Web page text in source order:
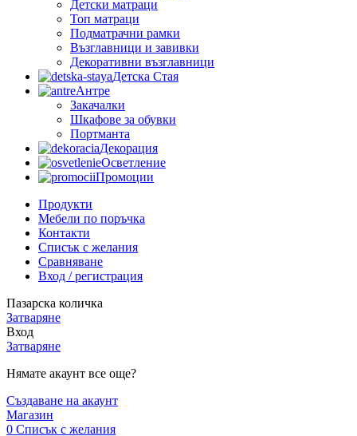
Детски матраци
Топ матраци
Подматрачни рамки
Възглавници и завивки
Декоративни възглавници
Детска Стая
Антре
Закачалки
Шкафове за обувки
Портманта
Декорация
Осветление
Промоции
Продукти
Мебели по поръчка
Контакти
Списък с желания
Сравняване
Вход / регистрация
Пазарска количка
Затваряне
Вход
Затваряне
Нямате акаунт все още?
Създаване на акаунт
Магазин
0 Списък с желания